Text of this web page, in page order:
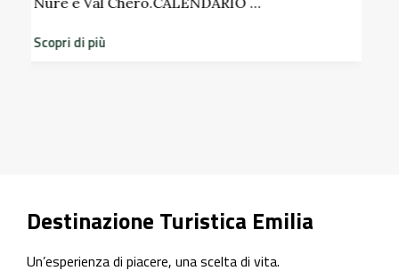
Scopri i profumi inaspettati di erbe e frutti
storico del Castello di Scipione …
Destinazione Turistica Emilia
Un’esperienza di piacere, una scelta di vita.